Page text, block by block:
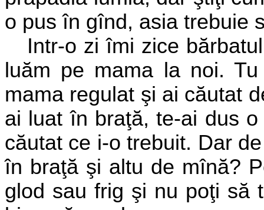
o pus în gînd, asia trebuie
Intr-o zi îmi zice
luăm pe mama la noi.
mama regulat şi ai căutat
ai luat în braţă, te-ai dus
căutat ce i-o trebuit. Dar
în braţă şi altu de mînă?
glod sau frig şi nu poţi să